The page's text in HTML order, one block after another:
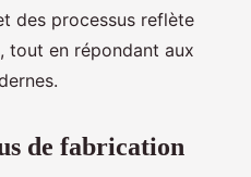
des processus reflète
tout en répondant aux
de fabrication